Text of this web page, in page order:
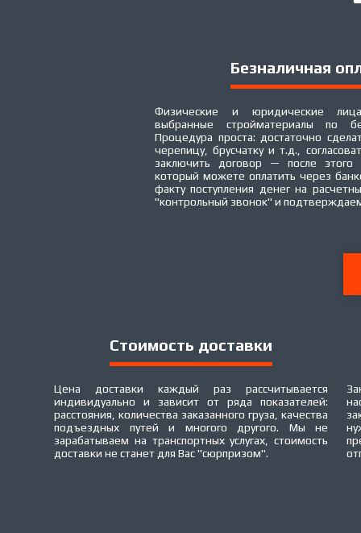
Безналичная
Физические и юридические
выбранные стройматериалы по
Процедура проста: достаточно
черепицу, брусчатку и т.д.,
заключить договор — после этого
который можете оплатить через
факту поступления денег на
"контрольный звонок" и
Стоимость доставки
Цена доставки каждый раз рассчитывается
индивидуально и зависит от ряда показателей:
расстояния, количества заказанного груза, качества
подъездных путей и многого другого. Мы не
зарабатываем на транспортных услугах, стоимость
доставки не станет для Вас "сюрпризом".